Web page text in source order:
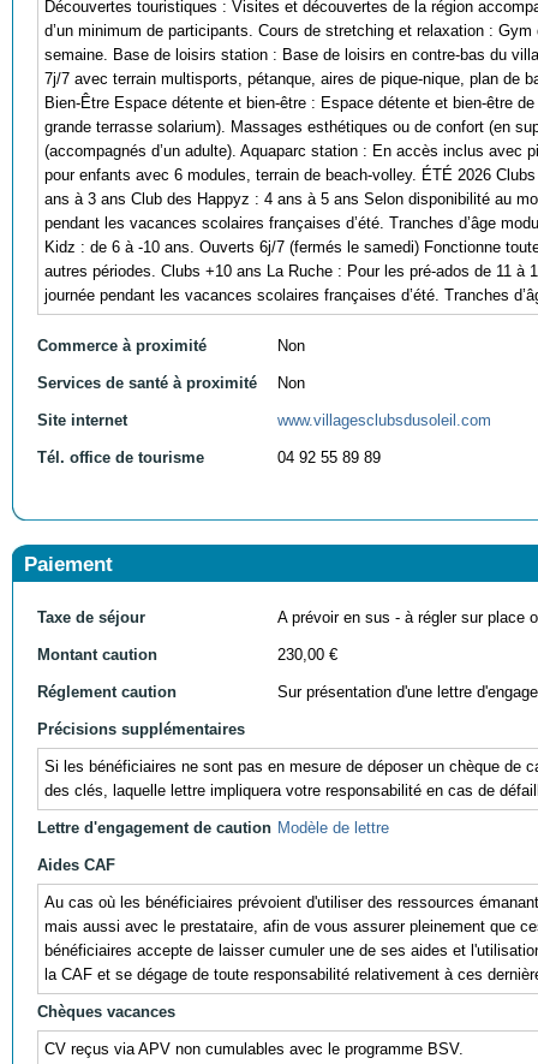
Découvertes touristiques : Visites et découvertes de la région
d’un minimum de participants. Cours de stretching et relaxation :
semaine. Base de loisirs station : Base de loisirs en contre-bas du
7j/7 avec terrain multisports, pétanque, aires de pique-nique, plan de
Bien-Être Espace détente et bien-être : Espace détente et bien-être
grande terrasse solarium). Massages esthétiques ou de confort (en
(accompagnés d’un adulte). Aquaparc station : En accès inclus avec
pour enfants avec 6 modules, terrain de beach-volley. ÉTÉ 2026
ans à 3 ans Club des Happyz : 4 ans à 5 ans Selon disponibilité au
pendant les vacances scolaires françaises d’été. Tranches d’âge
Kidz : de 6 à -10 ans. Ouverts 6j/7 (fermés le samedi) Fonctionne
autres périodes. Clubs +10 ans La Ruche : Pour les pré-ados de 11
journée pendant les vacances scolaires françaises d’été. Tranches
Commerce à proximité Non
Services de santé à proximité Non
Site internet www.villagesclubsdusoleil.com
Tél. office de tourisme 04 92 55 89 89
Paiement
Taxe de séjour A prévoir en sus - à régler sur place
Montant caution 230,00 €
Réglement caution Sur présentation d'une lettre
Précisions supplémentaires
Si les bénéficiaires ne sont pas en mesure de déposer un chèque de
des clés, laquelle lettre impliquera votre responsabilité en cas de
Lettre d'engagement de caution Modèle de lettre
Aides CAF
Au cas où les bénéficiaires prévoient d'utiliser des ressources
mais aussi avec le prestataire, afin de vous assurer pleinement que
bénéficiaires accepte de laisser cumuler une de ses aides et
la CAF et se dégage de toute responsabilité relativement à ces
Chèques vacances
CV reçus via APV non cumulables avec le programme BSV.